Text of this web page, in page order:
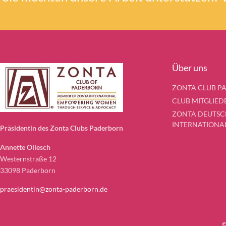
Präsidentin des Zonta Clubs Paderborn
Annette Ollesch
Westernstraße 12
33098 Paderborn
praesidentin@zonta-paderborn.de
Über uns
ZONTA CLUB
CLUB
ZONTA